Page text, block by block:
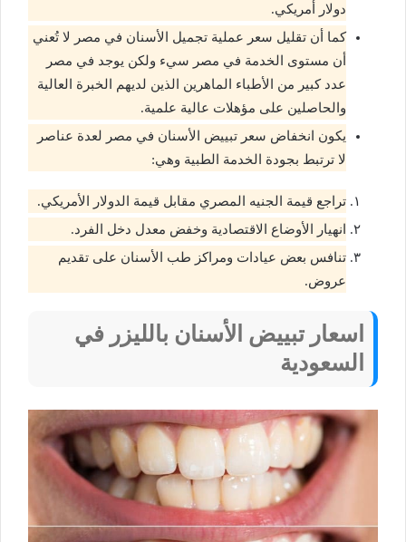
دولار أمريكي.
كما أن تقليل سعر عملية تجميل الأسنان في مصر لا تُعني
أن مستوى الخدمة في مصر سيء ولكن يوجد في مصر
عدد كبير من الأطباء الماهرين الذين لديهم الخبرة العالية
والحاصلين على مؤهلات عالية علمية.
يكون انخفاض سعر تبييض الأسنان في مصر لعدة عناصر
لا ترتبط بجودة الخدمة الطبية وهي:
تراجع قيمة الجنيه المصري مقابل قيمة الدولار الأمريكي.
انهيار الأوضاع الاقتصادية وخفض معدل دخل الفرد.
تنافس بعض عيادات ومراكز طب الأسنان على تقديم
عروض.
اسعار تبييض الأسنان بالليزر في
السعودية